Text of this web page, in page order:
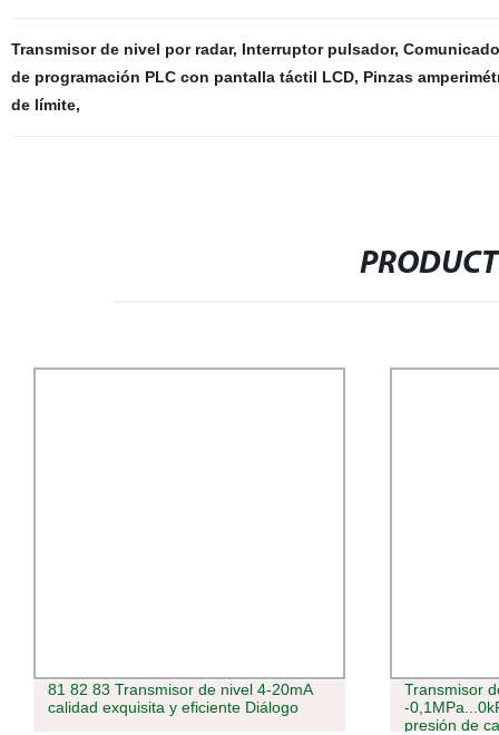
Transmisor de nivel por radar, Interruptor pulsador,
de programación PLC con pantalla táctil LCD, Pinzas
de límite,
81 82 83 Transmisor de nivel 4-20mA
calidad exquisita y eficiente Diálogo
Transmisor
-
presión de